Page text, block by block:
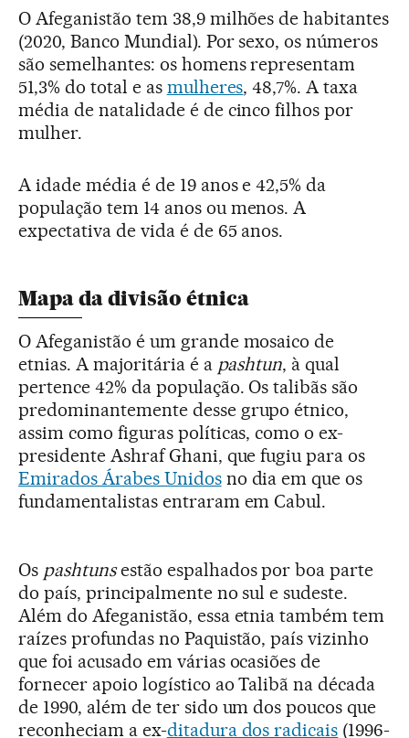
O Afeganistão tem 38,9 milhões de habitantes
(2020, Banco Mundial). Por sexo, os números
são semelhantes: os homens representam
51,3% do total e as mulheres, 48,7%. A taxa
média de natalidade é de cinco filhos por
mulher.
A idade média é de 19 anos e 42,5% da
população tem 14 anos ou menos. A
expectativa de vida é de 65 anos.
Mapa da divisão étnica
O Afeganistão é um grande mosaico de
etnias. A majoritária é a pashtun, à qual
pertence 42% da população. Os talibãs são
predominantemente desse grupo étnico,
assim como figuras políticas, como o ex-
presidente Ashraf Ghani, que fugiu para os
Emirados Árabes Unidosno dia em que os
fundamentalistas entraram em Cabul.
Os pashtunsestão espalhados por boa parte
do país, principalmente no sul e sudeste.
Além do Afeganistão, essa etnia também tem
raízes profundas no Paquistão, país vizinho
que foi acusado em várias ocasiões de
fornecer apoio logístico ao Talibã na década
de 1990, além de ter sido um dos poucos que
reconheciam a ex-ditadura dos radicais (1996-